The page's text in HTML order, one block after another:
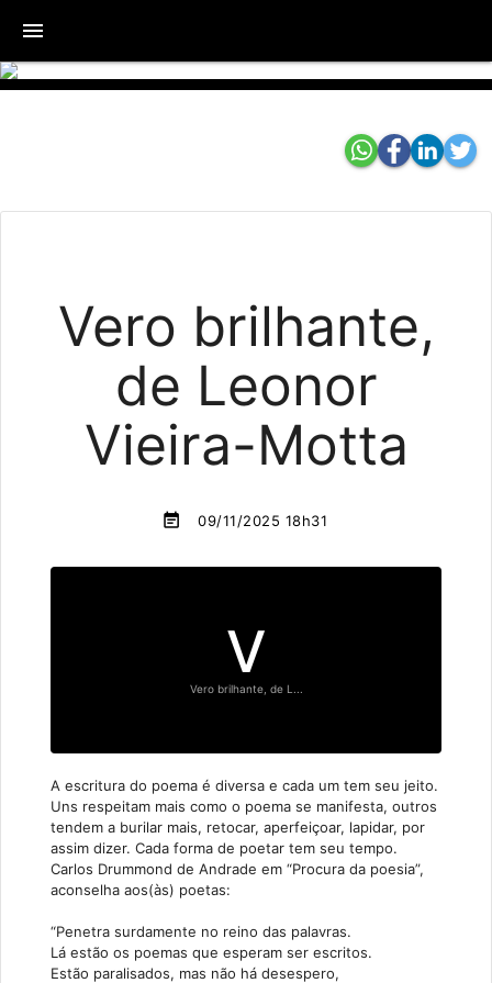
menu
Vero brilhante,
de Leonor
Vieira-Motta
event_note 09/11/2025 18h31
V
Vero brilhante, de L...
A escritura do poema é diversa e cada um tem seu jeito.
Uns respeitam mais como o poema se manifesta, outros
tendem a burilar mais, retocar, aperfeiçoar, lapidar, por
assim dizer. Cada forma de poetar tem seu tempo.
Carlos Drummond de Andrade em “Procura da poesia”,
aconselha aos(às) poetas:
“Penetra surdamente no reino das palavras.
Lá estão os poemas que esperam ser escritos.
Estão paralisados, mas não há desespero,